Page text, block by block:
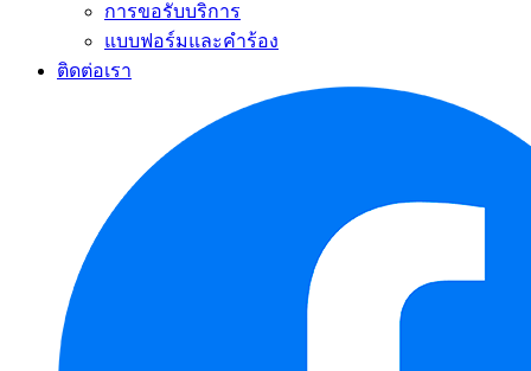
การขอรับบริการ
แบบฟอร์มและคำร้อง
ติดต่อเรา